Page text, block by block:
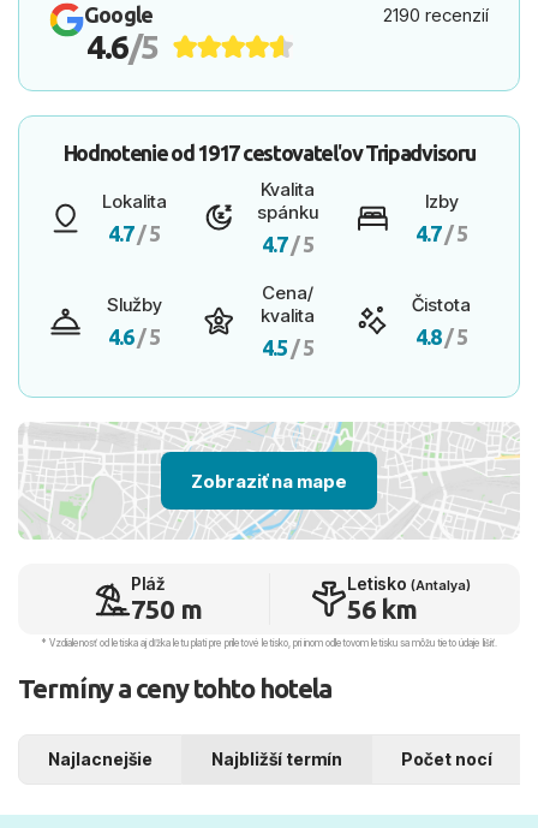
Google 2190 recenzií
4.6/5
Hodnotenie od 1917 cestovateľovTripadvisoru
Lokalita
4.7/ 5
Kvalita
spánku
4.7/ 5
Izby
4.7/ 5
Služby
4.6/ 5
Cena/
kvalita
4.5 / 5
Čistota
4.8/ 5
Zobraziť na mape
Pláž
750 m
Letisko (Antalya)
56 km
* Vzdialenosť od letiska aj dľžka letu platí pre príletové letisko, pri inom odletovom letisku sa môžu tieto údaje líšiť.
Termíny a ceny tohto hotela
Najlacnejšie Najbližší termín Počet nocí